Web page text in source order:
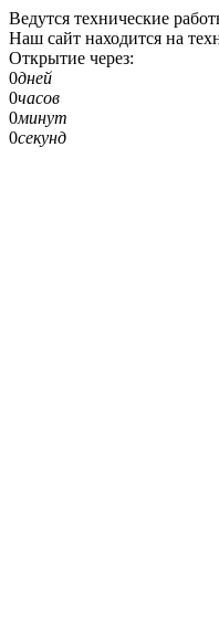
Ведутся технические
Наш сайт находится на
Открытие через:
0дней
0часов
0минут
0секунд